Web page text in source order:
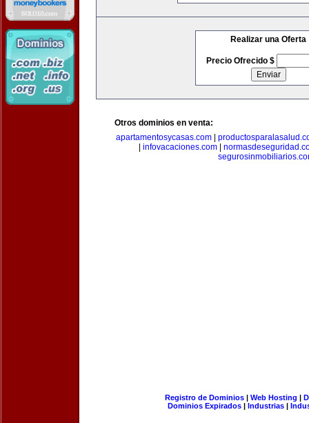
Realizar una Oferta
Precio Ofrecido $
Otros dominios en venta:
apartamentosycasas.com
infovacaciones.com|
Registro de Dominios| Web Hosting |
Dominios Expirados | Industrias |